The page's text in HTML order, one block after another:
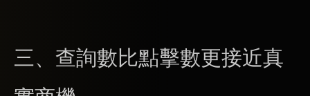
三、查詢數比點擊數更接近真